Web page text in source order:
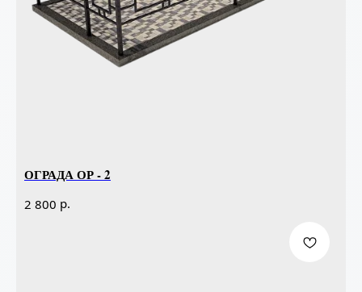
ОГРАДА ОР - 2
2 800 р.